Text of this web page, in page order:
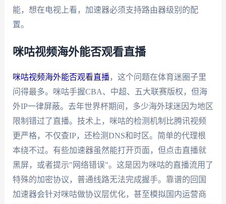
能，想在电视上看，加速器必须支持路由器级别的配
置。
咪咕视频海外能否观看直播
咪咕视频海外能否观看直播，这个问题在体育迷圈子里
问得最多。咪咕手握CBA、中超、五大联赛版权，但海
外IP一律屏蔽。去年世界杯期间，多少海外球迷因为地区
限制错过了直播。技术上，咪咕的检测机制比腾讯视频
更严格，不仅查IP，还检测DNS和时区。简单的代理根
本绕不过。有些加速器虽然能打开页面，但点击直播就
黑屏，或者提示"网络错误"。这是因为咪咕的直播流用了
特殊的加密协议，普通线路无法完成握手。靠谱的回国
加速器会针对咪咕做协议层优化，甚至模拟国内运营商